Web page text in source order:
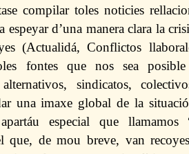
compilar toles noticies
espeyar d’una manera clara la
(Actualidá, Conflictos
fontes que nos sea
sindicatos,
una imaxe global de la
especial que llamamos
que, de mou breve, van